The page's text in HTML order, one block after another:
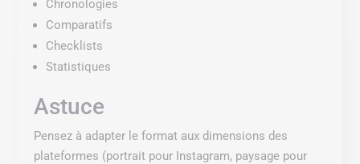
Chronologies
Comparatifs
Checklists
Statistiques
Astuce
Pensez à adapter le format aux dimensions des
plateformes (portrait pour Instagram, paysage pour